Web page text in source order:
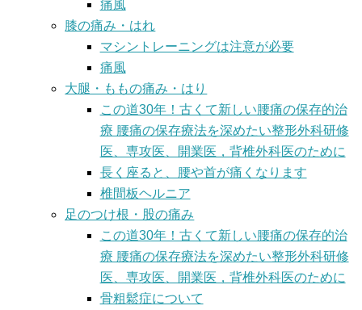
痛風
膝の痛み・はれ
マシントレーニングは注意が必要
痛風
大腿・ももの痛み・はり
この道30年！古くて新しい腰痛の保存的治
療 腰痛の保存療法を深めたい整形外科研修
医、専攻医、開業医，背椎外科医のために
長く座ると、腰や首が痛くなります
椎間板ヘルニア
足のつけ根・股の痛み
この道30年！古くて新しい腰痛の保存的治
療 腰痛の保存療法を深めたい整形外科研修
医、専攻医、開業医，背椎外科医のために
骨粗鬆症について